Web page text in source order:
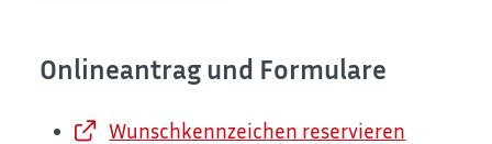
Onlineantrag und Formulare
Wunschkennzeichen reservieren